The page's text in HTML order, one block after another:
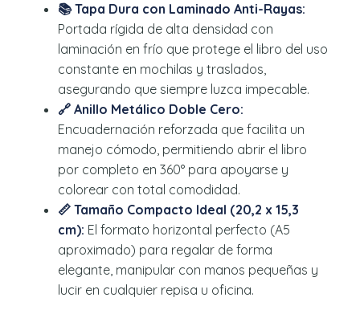
📚 Tapa Dura con Laminado Anti-Rayas:
Portada rígida de alta densidad con
laminación en frío que protege el libro del uso
constante en mochilas y traslados,
asegurando que siempre luzca impecable.
🔗 Anillo Metálico Doble Cero:
Encuadernación reforzada que facilita un
manejo cómodo, permitiendo abrir el libro
por completo en 360° para apoyarse y
colorear con total comodidad.
📏 Tamaño Compacto Ideal (20,2 x 15,3
cm): El formato horizontal perfecto (A5
aproximado) para regalar de forma
elegante, manipular con manos pequeñas y
lucir en cualquier repisa u oficina.